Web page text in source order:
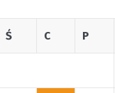
Ś C P